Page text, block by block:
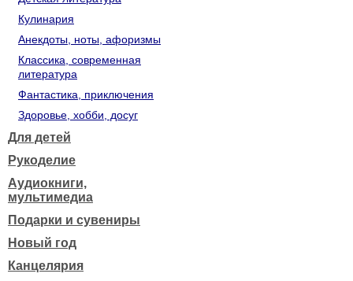
Кулинария
Анекдоты, ноты, афоризмы
Классика, современная
литература
Фантастика, приключения
Здоровье, хобби, досуг
Для детей
Рукоделие
Аудиокниги,
мультимедиа
Подарки и сувениры
Новый год
Канцелярия